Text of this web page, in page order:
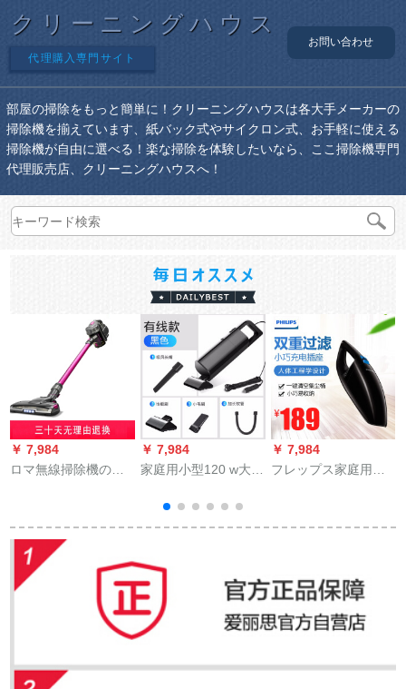
クリーニングハウス
代理購入専門サイト
お問い合わせ
部屋の掃除をもっと簡単に！クリーニングハウスは各大手メーカーの
掃除機を揃えています、紙バック式やサイクロン式、お手軽に使える
掃除機が自由に選べる！楽な掃除を体験したいなら、ここ掃除機専門
代理販売店、クリーニングハウスへ！
￥ 7,984
ロマ無線掃除機の家
EC 515バラ赤
￥ 7,984
家庭用小型120 w大掃
の手を取って早い掃
除機を持って、車載
に塗る【ケベルタ
ス】
￥ 7,984
フレップス家庭用車
6152黒